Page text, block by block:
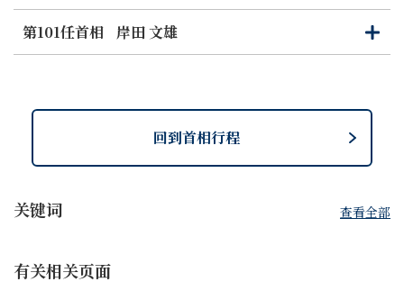
开
闭
第101任首相
岸田 文雄
打
开
关
闭
关键词 查看全部
有关相关页面
回到首相行程